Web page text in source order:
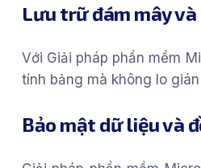
Lưu trữ đám mây
Với Giải pháp phần mềm
tính bảng mà không lo
Bảo mật dữ liệu và